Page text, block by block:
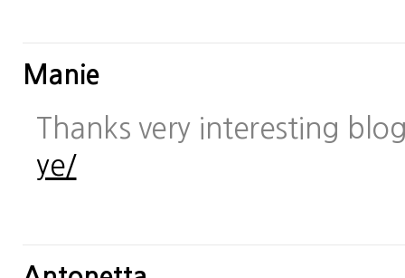
Manie
Thanks very interesting
ye/